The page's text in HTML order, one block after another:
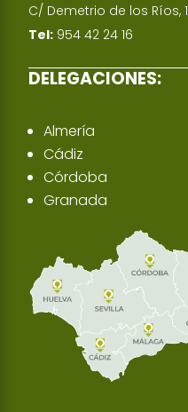
C/ Demetrio de los Ríos,
Tel: 954 42 24 16
DELEGACIONES:
Almería
Cádiz
Córdoba
Granada